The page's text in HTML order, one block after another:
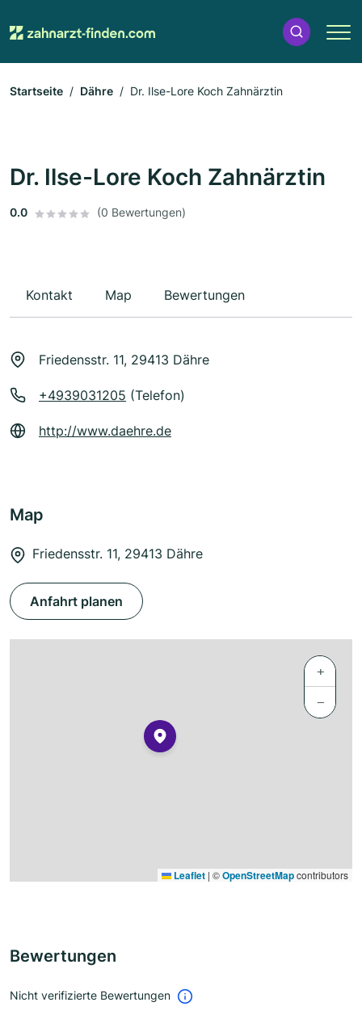
Startseite Dähre Dr. Ilse-Lore Koch Zahnärztin
Dr. Ilse-Lore Koch Zahnärztin
0.0 (0 Bewertungen)
Kontakt Map Bewertungen
Friedensstr. 11, 29413 Dähre
+4939031205 (Telefon)
http://www.daehre.de
Map
Friedensstr. 11, 29413 Dähre
Anfahrt planen
+
−
Leaflet | ©OpenStreetMapcontributors
Bewertungen
Nicht verifizierte Bewertungen